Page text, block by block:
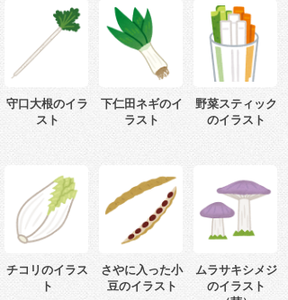
守口大根のイラ
スト
下仁田ネギのイ
ラスト
野菜スティック
のイラスト
チコリのイラス
ト
さやに入った小
豆のイラスト
ムラサキシメジ
のイラスト